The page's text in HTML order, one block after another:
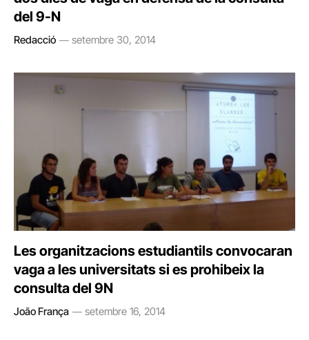
del 9-N
Redacció setembre 30, 2014
Les organitzacions estudiantils convocaran
vaga a les universitats si es prohibeix la
consulta del 9N
João França setembre 16, 2014